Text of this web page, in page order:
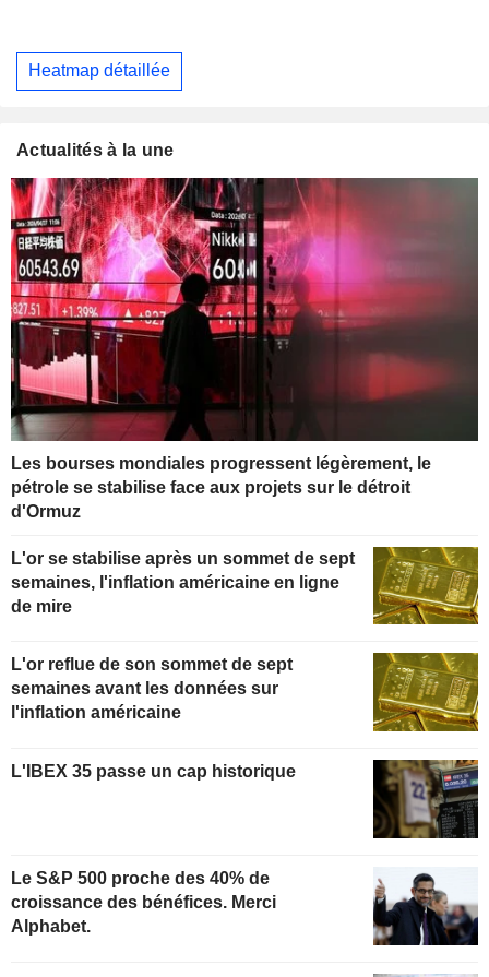
Heatmap détaillée
Actualités à la une
Les bourses mondiales progressent légèrement, le
pétrole se stabilise face aux projets sur le détroit
d'Ormuz
L'or se stabilise après un sommet de sept
semaines, l'inflation américaine en ligne
de mire
L'or reflue de son sommet de sept
semaines avant les données sur
l'inflation américaine
L'IBEX 35 passe un cap historique
Le S&P 500 proche des 40% de
croissance des bénéfices. Merci
Alphabet.